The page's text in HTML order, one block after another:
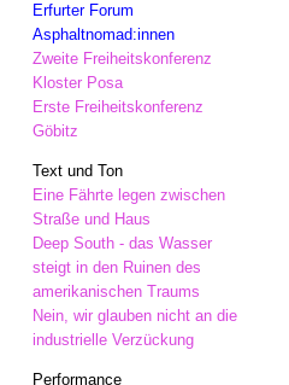
Erfurter Forum
Asphaltnomad:innen
Zweite Freiheitskonferenz
Kloster Posa
Erste Freiheitskonferenz
Göbitz
Text und Ton
Eine Fährte legen zwischen
Straße und Haus
Deep South - das Wasser
steigt in den Ruinen des
amerikanischen Traums
Nein, wir glauben nicht an die
industrielle Verzückung
Performance